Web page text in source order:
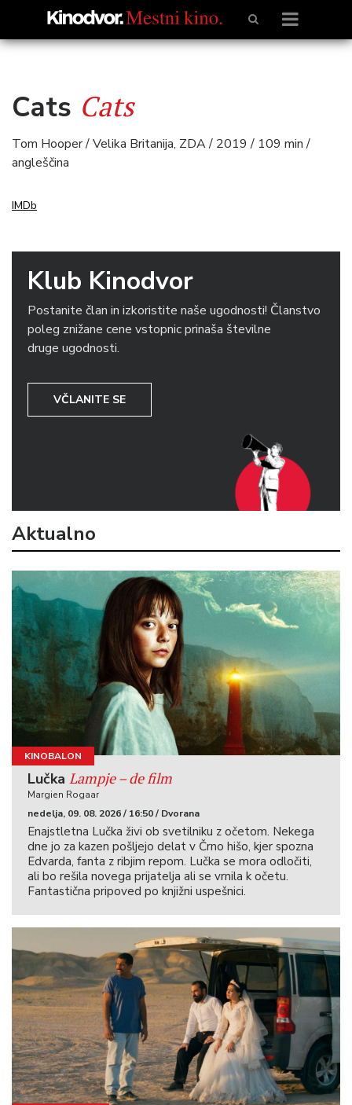
Cats Cats
Tom Hooper / Velika Britanija, ZDA / 2019 / 109 min /
angleščina
IMDb
Klub Kinodvor
Postanite član in izkoristite naše ugodnosti! Članstvo
poleg znižane cene vstopnic prinaša številne
druge ugodnosti.
VČLANITE SE
Aktualno
KINOBALON
Lučka Lampje – de film
Margien Rogaar
nedelja, 09. 08. 2026 / 16:50 / Dvorana
Enajstletna Lučka živi ob svetilniku z očetom. Nekega
dne jo za kazen pošljejo delat v Črno hišo, kjer spozna
Edvarda, fanta z ribjim repom. Lučka se mora odločiti,
ali bo rešila novega prijatelja ali se vrnila k očetu.
Fantastična pripoved po knjižni uspešnici.